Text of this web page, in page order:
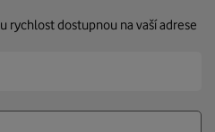
rychlost dostupnou na vaší adrese